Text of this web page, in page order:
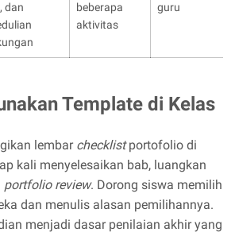
dan
beberapa
aktivitas
guru
Template di Kelas
lembar checklistportofolio di
kali menyelesaikan bab, luangkan
portfolio review. Dorong siswa memilih
dan menulis alasan pemilihannya.
menjadi dasar penilaian akhir yang